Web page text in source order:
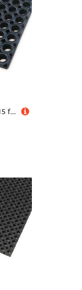
Schmutzfangmatte OM 10.15 für den Außenbereich, aus Naturgummi, 23 mm Stärke, 100 x 150 cm, schwarz